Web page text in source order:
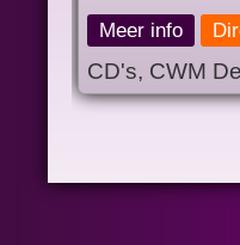
Meer info
CD's, CWM